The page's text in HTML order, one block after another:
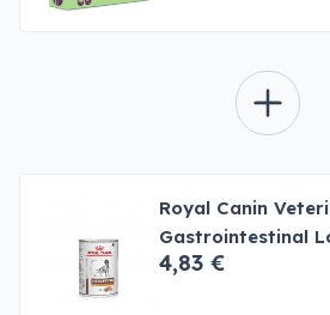
Royal Canin
Gastrointestinal
4,83 €